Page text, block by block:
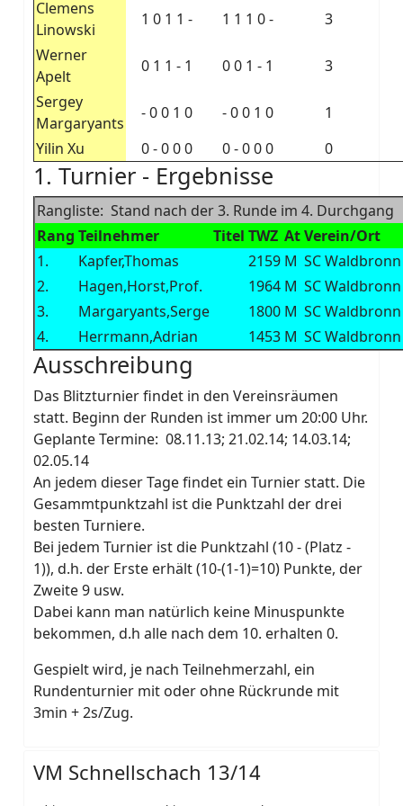
Clemens
Linowski
1 0 1 1 - 1 1 1 0 -
3
Werner
Apelt
0 1 1 - 1 0 0 1 - 1
3
Sergey
Margaryants
- 0 0 1 0 - 0 0 1 0
1
Yilin Xu
0 - 0 0 0 0 - 0 0 0 0
1. Turnier - Ergebnisse
Rangliste: Stand nach der 3. Runde im 4. Durchgang
Rang Teilnehmer Titel TWZ AtVerein/Ort
1.
Kapfer,Thomas 2159 M SC Waldbronn
2.
Hagen,Horst,Prof. 1964 M SC Waldbronn
3.
Margaryants,Serge 1800 M SC Waldbronn
4.
Herrmann,Adrian 1453 M SC Waldbronn
Ausschreibung
Das Blitzturnier findet in den Vereinsräumen
statt. Beginn der Runden ist immer um 20:00 Uhr.
Geplante Termine:08.11.13; 21.02.14; 14.03.14;
02.05.14
An jedem dieser Tage findet ein Turnier statt. Die
Gesammtpunktzahl ist die Punktzahl der drei
besten Turniere.
Bei jedem Turnier ist die Punktzahl (10 - (Platz -
1)), d.h. der Erste erhält (10-(1-1)=10) Punkte, der
Zweite 9 usw.
Dabei kann man natürlich keine Minuspunkte
bekommen, d.h alle nach dem 10. erhalten 0.
Gespielt wird, je nach Teilnehmerzahl, ein
Rundenturnier mit oder ohne Rückrunde mit
3min + 2s/Zug.
VM Schnellschach 13/14